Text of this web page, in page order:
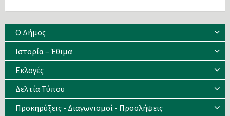
Ο Δήμος
Ιστορία – Έθιμα
Eκλογές
Δελτία Τύπου
Προκηρύξεις - Διαγωνισμοί - Προσλήψεις